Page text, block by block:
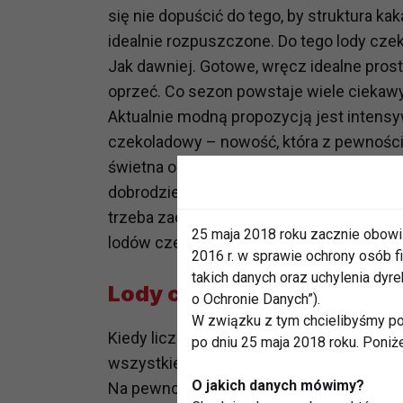
się nie dopuścić do tego, by struktura
idealnie rozpuszczone. Do tego lody
Jak dawniej. Gotowe, wręcz idealne
oprzeć. Co sezon powstaje wiele
Aktualnie modną propozycją jest
czekoladowy – nowość, która z
świetna opcja dla alergików i osób na
dobrodziejstw zimnego,
trzeba zachęcać do spróbowania tej
lodów czekoladowych.
Lody czekoladowe pomogą
Kiedy liczenie baranków przed snem nie
wszystkie możliwe sposoby na
Na pewno słyszałeś, że czekolada jest
25 maja 2018 roku zacznie
2016 r. w sprawie ochrony osób
takich danych oraz uchylenia
o Ochronie Danych”).
W związku z tym chcielibyśmy
po dniu 25 maja 2018 roku.
O jakich danych mówimy?